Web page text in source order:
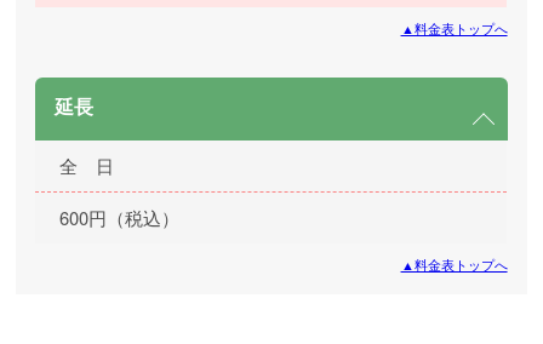
▲料金表トップへ
延長
全 日
600円（税込）
▲料金表トップへ